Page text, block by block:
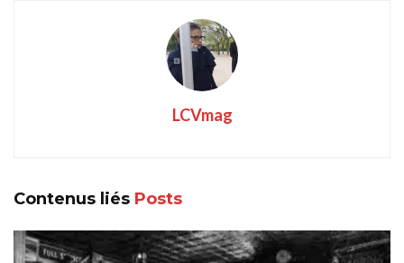
LCVmag
Contenus liés Posts